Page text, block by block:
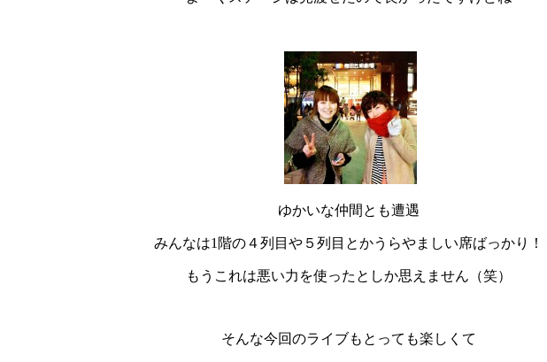
ゆかいな仲間とも遭遇
みんなは1階の４列目や５列目とかうらやましい席ばっかり！
もうこれは悪い力を使ったとしか思えません（笑）
そんな今回のライブもとっても楽しくて